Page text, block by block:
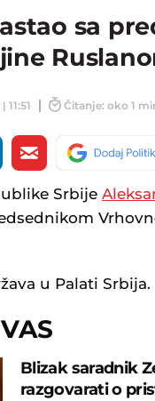
sa
11:51 Čitanje: oko 1
Srbije
u Palati Srbija.
Blizak saradnik
razgovarati o